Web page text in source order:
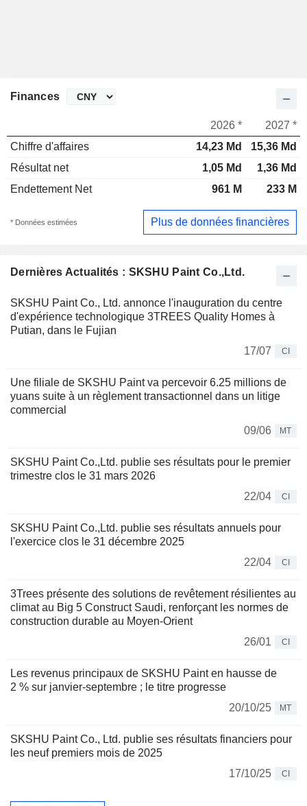
Dernières Actualités : SKSHU Paint Co.,Ltd.
SKSHU Paint Co., Ltd. annonce l'inauguration du centre
d'expérience technologique 3TREES Quality Homes à
Putian, dans le Fujian
17/07
CI
Une filiale de SKSHU Paint va percevoir 6.25 millions de
yuans suite à un règlement transactionnel dans un litige
commercial
09/06
MT
SKSHU Paint Co.,Ltd. publie ses résultats pour le premier
trimestre clos le 31 mars 2026
22/04
CI
SKSHU Paint Co.,Ltd. publie ses résultats annuels pour
l'exercice clos le 31 décembre 2025
22/04
CI
3Trees présente des solutions de revêtement résilientes au
climat au Big 5 Construct Saudi, renforçant les normes de
construction durable au Moyen-Orient
26/01
CI
Les revenus principaux de SKSHU Paint en hausse de
2 % sur janvier-septembre ; le titre progresse
20/10/25
MT
SKSHU Paint Co., Ltd. publie ses résultats financiers pour
les neuf premiers mois de 2025
17/10/25
CI
Finances
2026 *
2027 *
Chiffre d'affaires
14,23 Md
15,36 Md
Résultat net
1,05 Md
1,36 Md
Endettement Net
961 M 233 M
* Données estimées Plus de données financières